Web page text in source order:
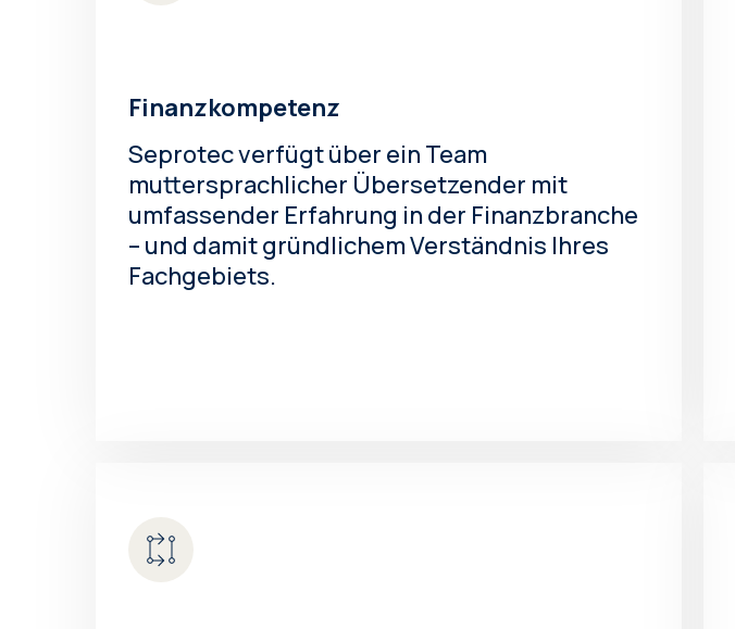
Finanzkompetenz
Seprotec verfügt über ein Team
muttersprachlicher Übersetzender mit
umfassender Erfahrung in der Finanzbranche
– und damit gründlichem Verständnis Ihres
Fachgebiets.